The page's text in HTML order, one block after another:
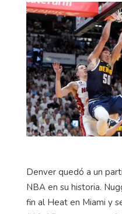
Denver quedó a un
NBA en su historia.
fin al Heat en Miami y